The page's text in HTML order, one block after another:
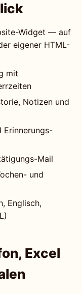
Widget — auf
eigener HTML-
mit
Notizen und
Erinnerungs-
Mail
und
Englisch,
Excel